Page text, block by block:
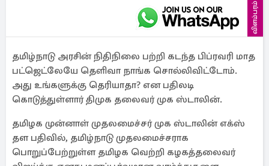
விளம்பரம்
தமிழ்நாடு அரசின் நிதிநிலை பற்றி கடந்த பிப்ரவரி மாத
பட்ஜெட்லேயே தெளிவா நாங்க சொல்லிவிட்டோம்.
அது உங்களுக்கு தெரியாதா? என பதிலடி
கொடுத்துள்ளார் திமுக தலைவர் முக ஸ்டாலின்.
தமிழக முன்னாள் முதலமைச்சர் முக ஸ்டாலின் எக்ஸ்
தள பதிவில், தமிழ்நாடு முதலமைச்சராக
பொறுப்பேற்றுள்ள தமிழக வெற்றி கழகத்தலைவர்